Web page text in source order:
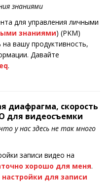
знаниями
для управления личными
знаниями) (PKM)
вашу продуктивность,
Давайте
.
диафрагма, скорость
для видеосъемки
у нас здесь не так много
записи видео на
хорошо для меня.
для записи